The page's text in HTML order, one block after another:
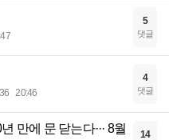
5
댓글
20:46
4
댓글
만에 문 닫는다··· 8월
14